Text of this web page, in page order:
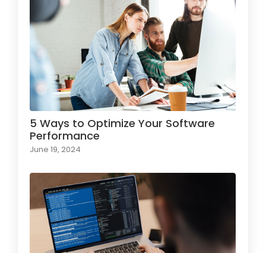
5 Ways to Optimize Your Software
Performance
June 19, 2024